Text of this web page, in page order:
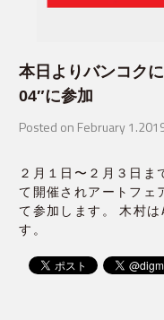
本日よりバンコク
04″に参加
Posted on February
２月１日〜２月３日
て開催されアートフェ
て参加します。 木村
す。